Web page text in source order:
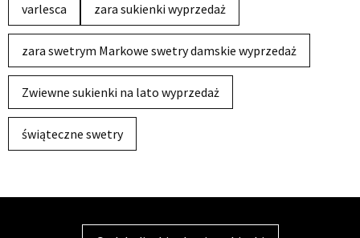
varlesca zara sukienki wyprzedaż
zara swetrym Markowe swetry damskie wyprzedaż
Zwiewne sukienki na lato wyprzedaż
świąteczne swetry